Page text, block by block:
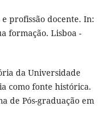
e profissão docente. In:
formação. Lisboa -
da Universidade
como fonte histórica.
de Pós-graduação em